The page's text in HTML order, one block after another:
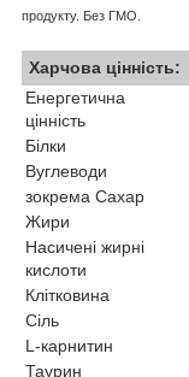
продукту. Без ГМО.
Харчова цінність:
Енергетична
цінність
Білки
Вуглеводи
зокрема Сахар
Жири
Насичені жирні
кислоти
Клітковина
Сіль
L-карнитин
Таурин